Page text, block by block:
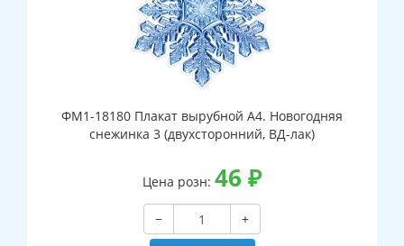
ФМ1-18180 Плакат вырубной А4. Новогодняя
снежинка 3 (двухсторонний, ВД-лак)
Цена розн: 46 ₽
−
+